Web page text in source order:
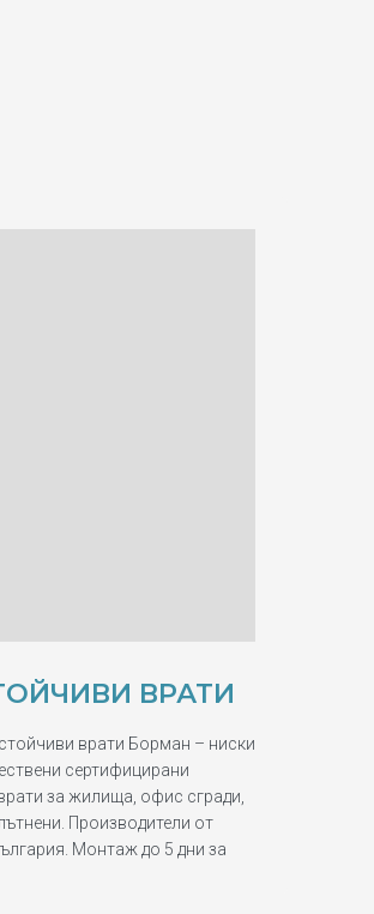
ВРАТИ
врати Борман – ниски
сертифицирани
за жилища, офис сгради,
Производители от
Монтаж до 5 дни за